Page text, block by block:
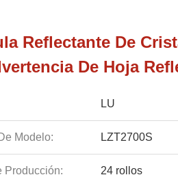
Reflectante De
De Hoja
LU
Modelo: LZT2700S
Producción: 24 rollos